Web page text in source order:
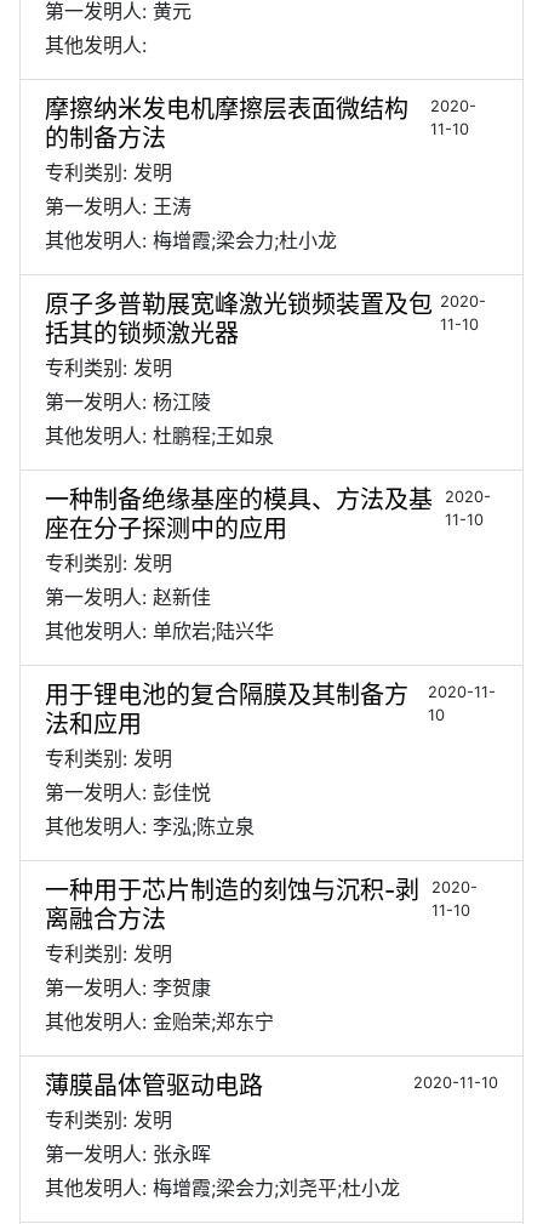
第一发明人: 黄元
其他发明人:
摩擦纳米发电机摩擦层表面微结构
的制备方法
2020-
11-10
专利类别: 发明
第一发明人: 王涛
其他发明人: 梅增霞;梁会力;杜小龙
原子多普勒展宽峰激光锁频装置及包
括其的锁频激光器
2020-
11-10
专利类别: 发明
第一发明人: 杨江陵
其他发明人: 杜鹏程;王如泉
一种制备绝缘基座的模具、方法及基
座在分子探测中的应用
2020-
11-10
专利类别: 发明
第一发明人: 赵新佳
其他发明人: 单欣岩;陆兴华
用于锂电池的复合隔膜及其制备方
法和应用
2020-11-
10
专利类别: 发明
第一发明人: 彭佳悦
其他发明人: 李泓;陈立泉
一种用于芯片制造的刻蚀与沉积-剥
离融合方法
2020-
11-10
专利类别: 发明
第一发明人: 李贺康
其他发明人: 金贻荣;郑东宁
薄膜晶体管驱动电路 2020-11-10
专利类别: 发明
第一发明人: 张永晖
其他发明人: 梅增霞;梁会力;刘尧平;杜小龙